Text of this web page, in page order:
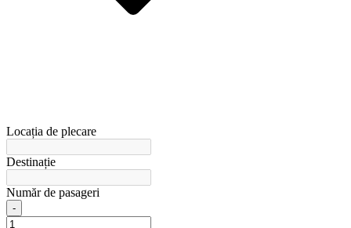
Locația de plecare
Destinație
Număr de pasageri
-